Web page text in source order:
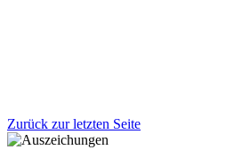
Zurück zur letzten Seite